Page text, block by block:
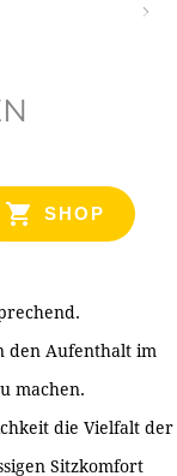
SHOP
den Aufenthalt im
machen.
die Vielfalt der
Sitzkomfort